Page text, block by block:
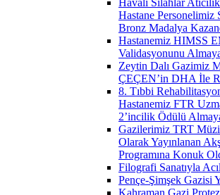
Hastane Personelimiz
Bronz Madalya
Hastanemiz HIMSS
Validasyonunu
Zeytin Dalı Gazimiz
ÇEÇEN’in DHA İle
8. Tıbbi
Hastanemiz FTR
2’incilik Ödülü
Gazilerimiz TRT
Olarak Yayınlanan
Programına Konuk
Filografi Sanatıyla
Pençe-Şimşek Gazisi
Kahraman Gazi